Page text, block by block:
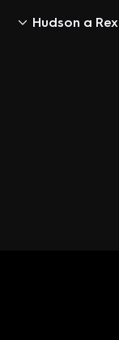
Hudson a Rex